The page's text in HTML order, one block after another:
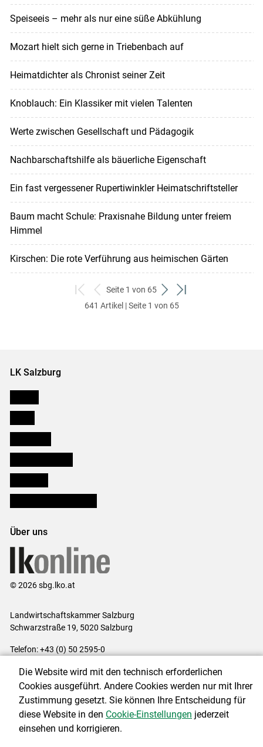
Speiseeis – mehr als nur eine süße Abkühlung
Mozart hielt sich gerne in Triebenbach auf
Heimatdichter als Chronist seiner Zeit
Knoblauch: Ein Klassiker mit vielen Talenten
Werte zwischen Gesellschaft und Pädagogik
Nachbarschaftshilfe als bäuerliche Eigenschaft
Ein fast vergessener Rupertiwinkler Heimatschriftsteller
Baum macht Schule: Praxisnahe Bildung unter freiem
Himmel
Kirschen: Die rote Verführung aus heimischen Gärten
zum
ersten
zurück
zum
Seite 1 von 65
weiter
zum
zum
641 Artikel | Seite 1 von 65
LK Salzburg
Über uns
© 2026 sbg.lko.at
Landwirtschaftskammer Salzburg
Schwarzstraße 19, 5020 Salzburg
Telefon: +43 (0) 50 2595-0
Impressum|Kontakt|Datenschutzerklärung|Barrierefreiheit|
Cookie-Einstellungen
Die Website wird mit den technisch erforderlichen
Cookies ausgeführt. Andere Cookies werden nur mit Ihrer
Zustimmung gesetzt. Sie können Ihre Entscheidung für
diese Website in den Cookie-Einstellungen jederzeit
einsehen und korrigieren.